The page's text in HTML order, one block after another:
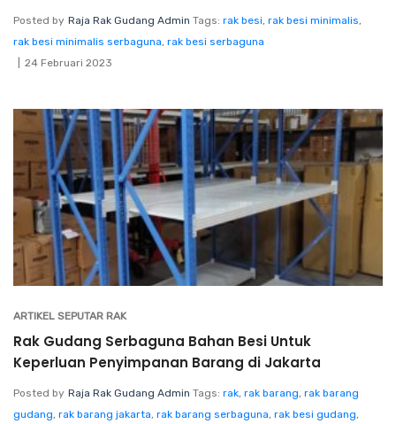
Posted by Raja Rak Gudang Admin Tags: rak besi, rak besi minimalis,
rak besi minimalis serbaguna, rak besi serbaguna
24 Februari 2023
ARTIKEL SEPUTAR RAK
Rak Gudang Serbaguna Bahan Besi Untuk
Keperluan Penyimpanan Barang di Jakarta
Posted by Raja Rak Gudang Admin Tags: rak, rak barang, rak barang
gudang, rak barang jakarta, rak barang serbaguna, rak besi gudang,